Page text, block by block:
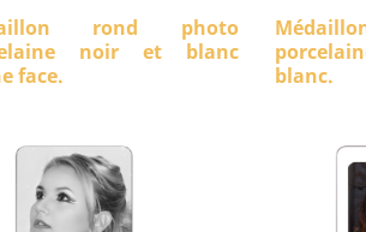
rond photo
noir et blanc
face.
blanc.